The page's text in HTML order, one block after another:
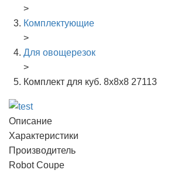
>
Комплектующие
>
Для овощерезок
>
Комплект для куб. 8х8х8 27113
Описание
Характеристики
Производитель
Robot Coupe